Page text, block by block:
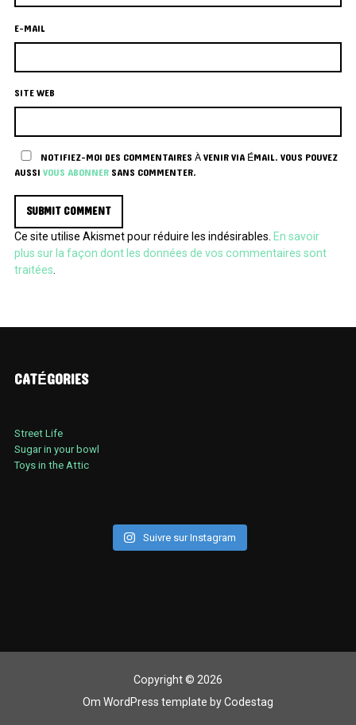
E-MAIL
SITE WEB
NOTIFIEZ-MOI DES COMMENTAIRES À VENIR VIA ÉMAIL. VOUS POUVEZ
AUSSIVOUS ABONNERSANS COMMENTER.
Ce site utilise Akismet pour réduire les indésirables. En savoir
plus sur la façon dont les données de vos commentaires sont
traitées
CATÉGORIES
Street Life
Sugar in your bowl
Toys in the Attic
Suivre sur Instagram
Copyright © 2026
Om WordPress template byCodestag